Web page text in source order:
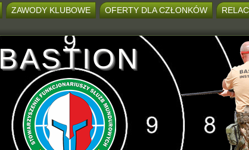
ZAWODY KLUBOWE OFERTY DLA CZŁONKÓW
BASTION